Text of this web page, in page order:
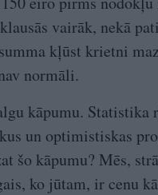
vairāk, nekā
kļūst krietni
normāli.
kāpumu. Statistika
un optimistiskas
šo kāpumu? Mēs,
ko jūtam, ir cenu